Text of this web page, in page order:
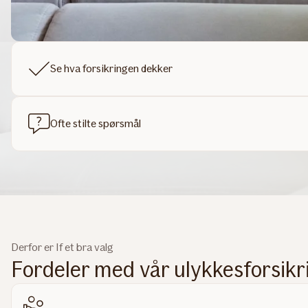
Se hva forsikringen dekker
Ofte stilte spørsmål
Derfor er If et bra valg
Fordeler med vår